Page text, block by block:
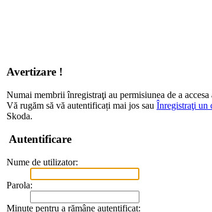
Avertizare !
Numai membrii înregistraţi au permisiunea de a accesa
Vă rugăm să vă autentificați mai jos sau Înregistraţi un
Skoda.
Autentificare
Nume de utilizator:
Parola:
Minute pentru a rămâne autentificat: